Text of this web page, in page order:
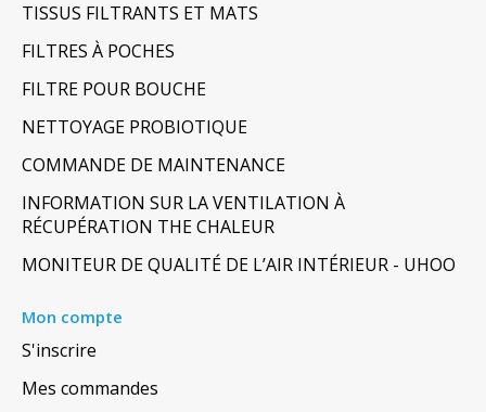
TISSUS FILTRANTS ET MATS
FILTRES À POCHES
FILTRE POUR BOUCHE
NETTOYAGE PROBIOTIQUE
COMMANDE DE MAINTENANCE
INFORMATION SUR LA VENTILATION À
RÉCUPÉRATION THE CHALEUR
MONITEUR DE QUALITÉ DE L’AIR INTÉRIEUR - UHOO
Mon compte
S'inscrire
Mes commandes